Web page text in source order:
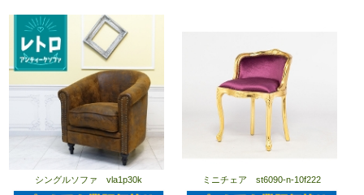
シングルソファ vla1p30k ミニチェア st6090-n-10f222